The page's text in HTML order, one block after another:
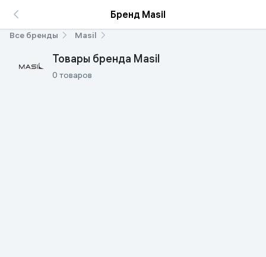
Бренд Masil
Все бренды Masil
Товары бренда Masil
0 товаров